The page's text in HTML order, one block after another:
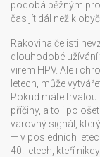
podobá běžným
čas jít dál než k
Rakovina čelisti
dlouhodobé
virem HPV. Ale i
letech, může
Pokud máte trvalou
příčiny, a to i po
varovný signál,
— v posledních
40. letech, kteří